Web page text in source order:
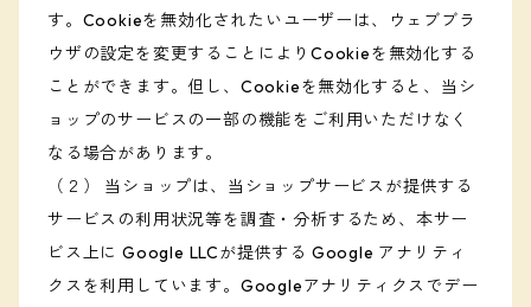
す。Cookieを無効化されたいユーザーは、ウェブブラ
ウザの設定を変更することによりCookieを無効化する
ことができます。但し、Cookieを無効化すると、当シ
ョップのサービスの一部の機能をご利用いただけなく
なる場合があります。
（２） 当ショップは、当ショップサービスが提供する
サービスの利用状況等を調査・分析するため、本サー
ビス上に Google LLCが提供する Google アナリティ
クスを利用しています。Googleアナリティクスでデー